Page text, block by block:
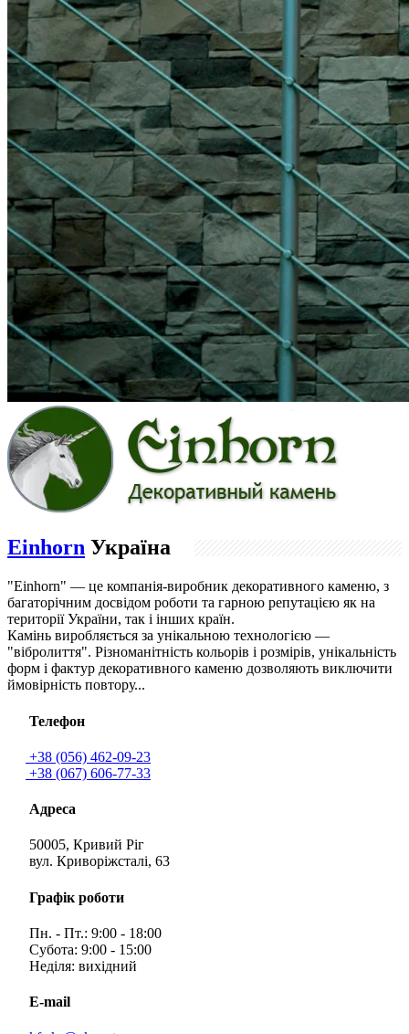
Einhorn Україна
"Einhorn" — це компанія-виробник декоративного каменю, з
багаторічним досвідом роботи та гарною репутацією як на
території України, так і інших країн.
Камінь виробляється за унікальною технологією —
"вібролиття". Різноманітність кольорів і розмірів, унікальність
форм і фактур декоративного каменю дозволяють виключити
ймовірність повтору...
Телефон
+38 (056) 462-09-23
+38 (067) 606-77-33
Адреса
50005, Кривий Ріг
вул. Криворіжсталі, 63
Графік роботи
Пн. - Пт.: 9:00 - 18:00
Субота: 9:00 - 15:00
Неділя: вихідний
E-mail